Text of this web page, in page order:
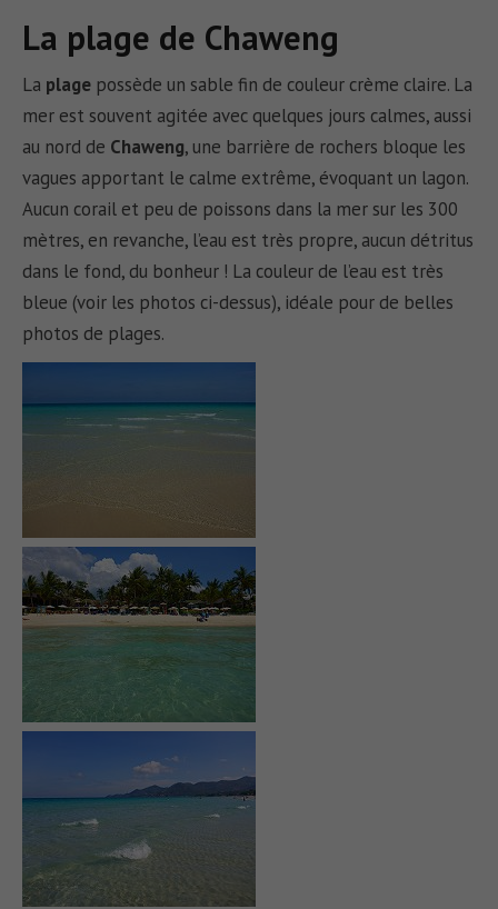
La plage de Chaweng
La plage possède un sable fin de couleur crème claire. La
mer est souvent agitée avec quelques jours calmes, aussi
au nord de Chaweng, une barrière de rochers bloque les
vagues apportant le calme extrême, évoquant un lagon.
Aucun corail et peu de poissons dans la mer sur les 300
mètres, en revanche, l’eau est très propre, aucun détritus
dans le fond, du bonheur ! La couleur de l’eau est très
bleue (voir les photos ci-dessus), idéale pour de belles
photos de plages.